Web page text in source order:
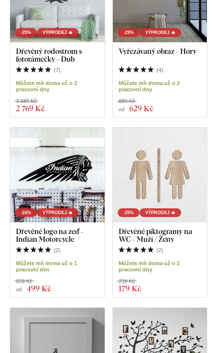
-25% VÝPRODEJ 🔥
Dřevěný rodostrom s
fotorámečky - Dub
(7)
Můžete mít doma už o 2
pracovní dny
2 769 Kč
3 689 Kč
-29% VÝPRODEJ 🔥
Vyřezávaný obraz - Hory
(4)
Můžete mít doma už o 2
pracovní dny
od 629 Kč
889 Kč
-24% VÝPRODEJ 🔥
Dřevěné logo na zeď -
Indian Motorcycle
(2)
Můžete mít doma už o 1
pracovní den
od 499 Kč
659 Kč
-25% VÝPRODEJ 🔥
Dřevěné piktogramy na
WC - Muži / Ženy
(2)
Můžete mít doma už o 2
pracovní dny
179 Kč
239 Kč